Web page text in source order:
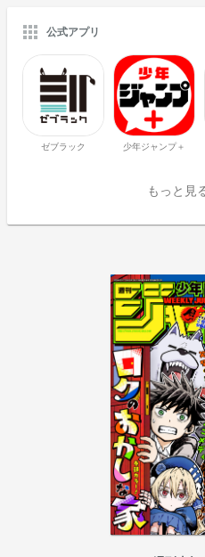
公式アプリ
ゼブラック 少年ジャンプ＋